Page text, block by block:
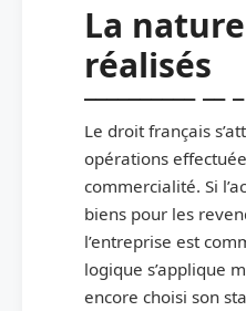
La
réalisés
Le droit français
opérations
commercialité. Si
biens pour les
l’entreprise est
logique s’applique
encore choisi son